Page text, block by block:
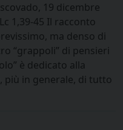
19 dicembre
1,39-45 Il racconto
ma denso di
“grappoli” di pensieri
è dedicato alla
in generale, di tutto